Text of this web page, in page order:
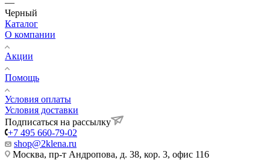
Черный
Каталог
О компании
Акции
Помощь
Условия оплаты
Условия доставки
Подписаться на рассылку
+7 495 660-79-02
shop@2klena.ru
Москва, пр-т Андропова, д. 38, кор. 3, офис 116